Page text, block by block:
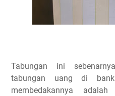
Tabungan ini
tabungan uang di
membedakannya